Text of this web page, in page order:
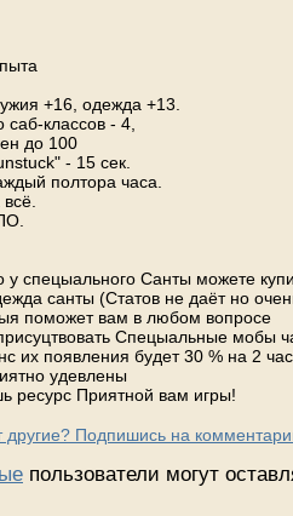
+16, одежда +13.
саб-классов - 4,
до 100
- 15 сек.
полтора часа.
спецыального Санты можете
санты (Статов не даёт но
поможет вам в любом вопросе
Спецыальные мобы
их появления будет 30 % на 2
удевлены
ресурс Приятной вам игры!
другие? Подпишись на
пользователи могут